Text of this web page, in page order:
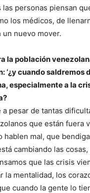
las personas piensan
los médicos, de
nuevo mover.
la población
‘¿y cuando saldremos
especialmente a la
pesar de tantas
que están fuera
hablen mal, que
cambiando las
que las crisis
la mentalidad, los
cuando la gente lo